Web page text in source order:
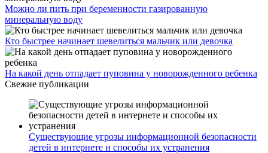
Можно ли пить при беременности газированную
минеральную воду
Кто быстрее начинает шевелиться мальчик или девочка
На какой день отпадает пуповина у новорожденного ребенка
Свежие публикации
Существующие угрозы информационной безопасности
детей в интернете и способы их устранения